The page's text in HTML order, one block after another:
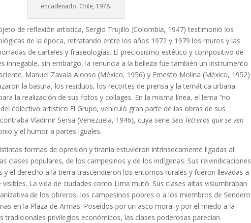
encadenado. Chile, 1978.
de reflexión artística, Sergio Trujillo (Colombia, 1947) testimonió los
de la época, retratando entre los años 1972 y 1979 los muros y las
de carteles y fraseologías. El preciosismo estético y compositivo de
innegable, sin embargo, la renuncia a la belleza fue también un instrumento
Manuel Zavala Alonso (México, 1956) y Ernesto Molina (México, 1952)
la basura, los residuos, los recortes de prensa y la temática urbana
la realización de sus fotos y collages. En la misma línea, el lema “no
colectivo artístico El Grupo, vehiculó gran parte de las obras de sus
Vladimir Sersa (Venezuela, 1946), cuya serie Seis letreros que se ven
y el humor a partes iguales.
formas de opresión y tiranía estuvieron intrínsecamente ligadas al
clases populares, de los campesinos y de los indígenas. Sus reivindicaciones
y el derecho a la tierra trascendieron los entornos rurales y fueron llevadas a
La vida de ciudades como Lima mutó. Sus clases altas vislumbraban
de los obreros, los campesinos pobres o a los miembros de Sendero
en la Plaza de Armas. Poseídos por un asco moral y por el miedo a la
tradicionales privilegios económicos, las clases poderosas parecían